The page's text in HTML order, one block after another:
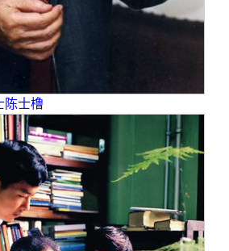
理事会名单
联系我们
陈士橹